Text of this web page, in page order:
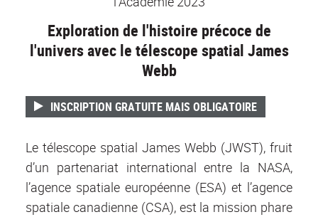
Exploration de l'histoire précoce de
l'univers avec le télescope spatial James
Webb
INSCRIPTION GRATUITE MAIS OBLIGATOIRE
Le télescope spatial James Webb (JWST), fruit
d’un partenariat international entre la NASA,
l’agence spatiale européenne (ESA) et l’agence
spatiale canadienne (CSA), est la mission phare